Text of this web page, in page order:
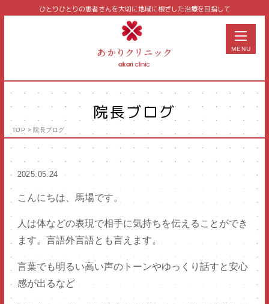
ひとりひとりの患者さんを大切に地域に根ざした治療を目指して
美容皮膚科
皮膚科・アレルギー科
泌尿器科
形成外科
予防医学
MENU
院長ブログ
TOP > 院長ブログ
2025.05.24
こんにちは、馬場です。
人は体などの表現で相手に気持ちを伝えることができ
ます。言語外言語とも言えます。
言葉でも明るい高い声のトーンやゆっくり話すと安心
感が出るなど